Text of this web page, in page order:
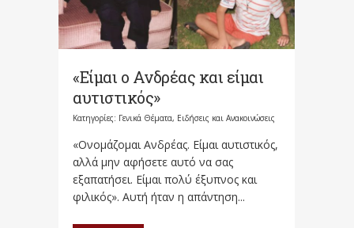
«Είμαι ο Ανδρέας και είμαι
αυτιστικός»
Κατηγορίες: Γενικά Θέματα, Ειδήσεις και Ανακοινώσεις
«Ονομάζομαι Ανδρέας. Είμαι αυτιστικός,
αλλά μην αφήσετε αυτό να σας
εξαπατήσει. Είμαι πολύ έξυπνος και
φιλικός». Αυτή ήταν η απάντηση...